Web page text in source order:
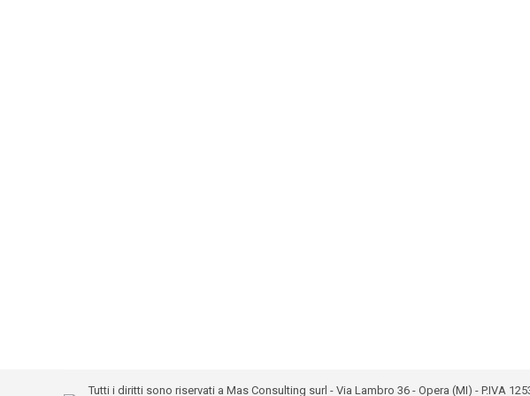
Tutti i diritti sono riservati a Mas Consulting surl - Via Lambro 36 - Opera (MI) - P.IVA